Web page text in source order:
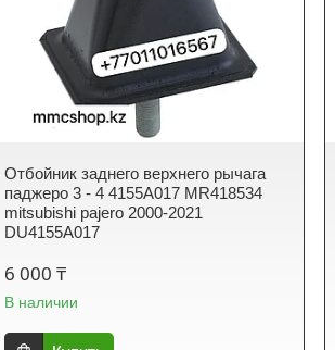
Отбойник заднего верхнего рычага
паджеро 3 - 4 4155A017 MR418534
mitsubishi pajero 2000-2021
DU4155A017
6 000 ₸
В наличии